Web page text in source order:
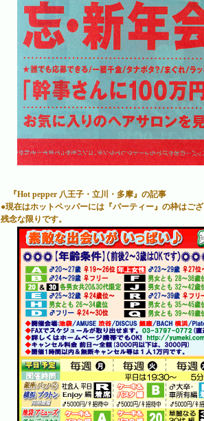
『Hot pepper 八王子・立川・多摩』の記事
●現在はホットペッパーには『パーティー』の枠はご
残念な限りです。